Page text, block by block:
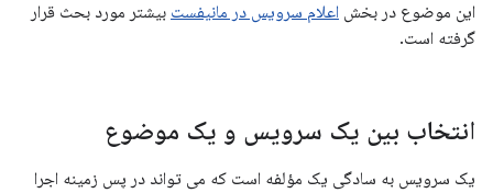
این موضوع در بخش اعلام سرویس در مانیفست بیشتر مورد بحث قرار
گرفته است.
انتخاب بین یک سرویس و یک موضوع
یک سرویس به سادگی یک مؤلفه است که می تواند در پس زمینه اجرا